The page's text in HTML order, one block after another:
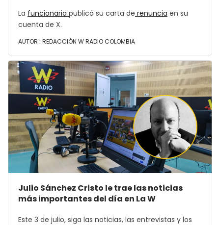
La funcionaria publicó su carta de renuncia en su
cuenta de X.
AUTOR : REDACCIÓN W RADIO COLOMBIA
Julio Sánchez Cristo le trae las noticias
más importantes del día en La W
Este 3 de julio, siga las noticias, las entrevistas y los